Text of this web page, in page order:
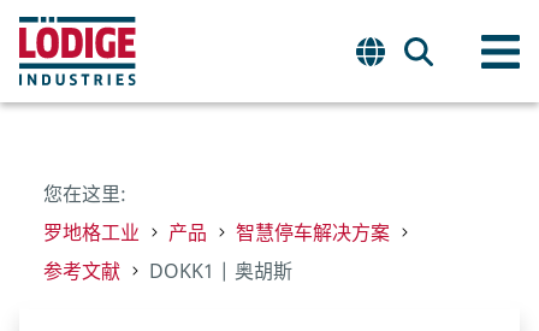
您在这里:
罗地格工业
产品
智慧停车解决方案
参考文献
DOKK1 | 奥胡斯